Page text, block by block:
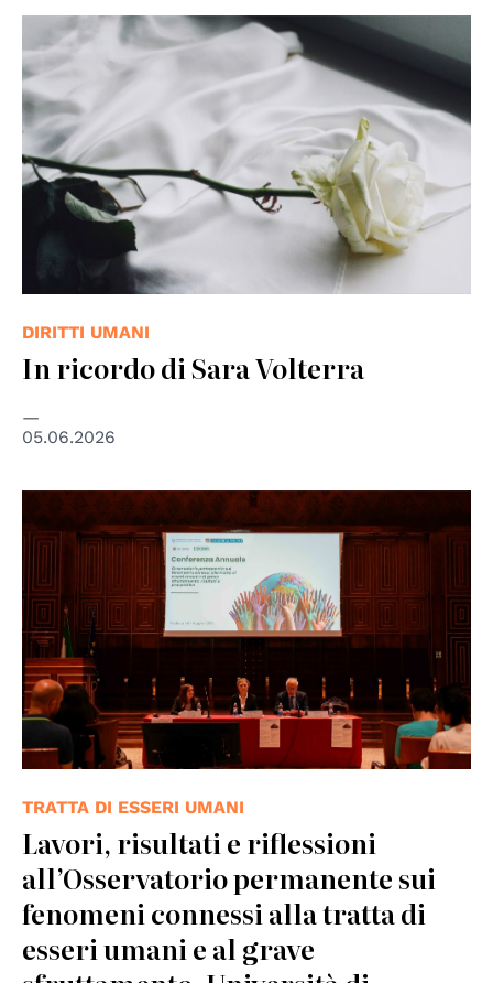
© Foto di Tina da Pixabay, creative common
DIRITTI UMANI
In ricordo di Sara Volterra
05.06.2026
TRATTA DI ESSERI UMANI
Lavori, risultati e riflessioni
all’Osservatorio permanente sui
fenomeni connessi alla tratta di
esseri umani e al grave